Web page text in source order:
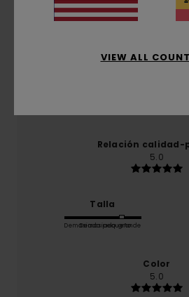
Relación calidad-
5.0
Talla
Demasiado pequeño
Demasiado grande
Color
5.0
VIEW ALL